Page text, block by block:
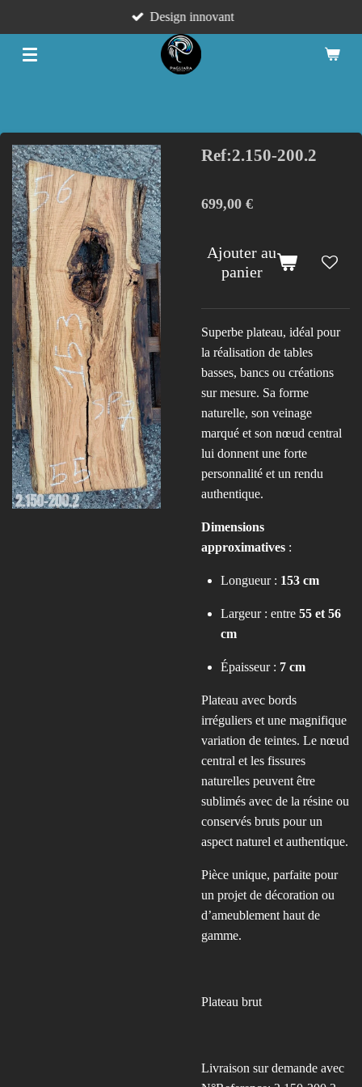
au
contenu
Design innovant
Ref:2.150-200.2
699,00 €
Ajouter au
panier
Superbe plateau, idéal pour
la réalisation de tables
basses, bancs ou créations
sur mesure. Sa forme
naturelle, son veinage
marqué et son nœud central
lui donnent une forte
personnalité et un rendu
authentique.
Dimensions
approximatives :
Longueur : 153 cm
Largeur : entre 55 et 56
cm
Épaisseur : 7 cm
Plateau avec bords
irréguliers et une magnifique
variation de teintes. Le nœud
central et les fissures
naturelles peuvent être
sublimés avec de la résine ou
conservés bruts pour un
aspect naturel et authentique.
Pièce unique, parfaite pour
un projet de décoration ou
d’ameublement haut de
gamme.
Plateau brut
Livraison sur demande avec